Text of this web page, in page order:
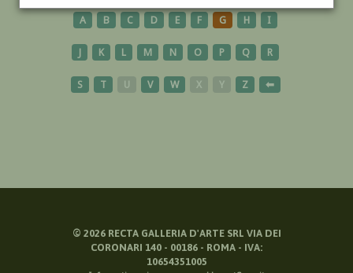
A B C D E F G H I
J K L M N O P Q R
S T U V W X Y Z ⬅
© 2026RECTA GALLERIA D'ARTE SRL VIA DEI
CORONARI 140 - 00186 - ROMA - IVA:
10654351005